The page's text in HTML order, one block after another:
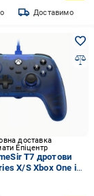
Доставимо
доставка
Епіцентр
T7 дротови
X/S Xbox One і
стіки Plug&Play